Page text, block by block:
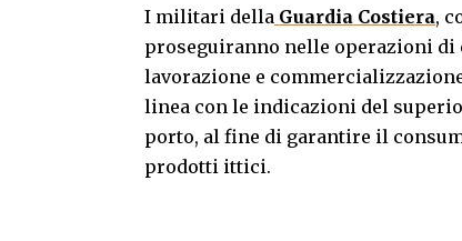
I militari della Guardia Costiera,
proseguiranno nelle operazioni di
lavorazione e
linea con le indicazioni del
porto, al fine di garantire il
prodotti ittici.